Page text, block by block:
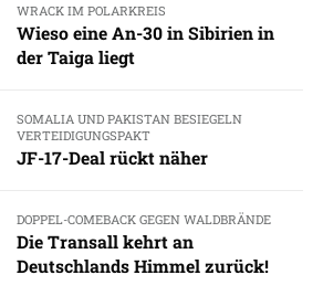
WRACK IM POLARKREIS
Wieso eine An-30 in Sibirien in
der Taiga liegt
SOMALIA UND PAKISTAN BESIEGELN
VERTEIDIGUNGSPAKT
JF-17-Deal rückt näher
DOPPEL-COMEBACK GEGEN WALDBRÄNDE
Die Transall kehrt an
Deutschlands Himmel zurück!